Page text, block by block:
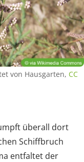
von Hausgarten, CC
überall dort
Schiffbruch
entfaltet der